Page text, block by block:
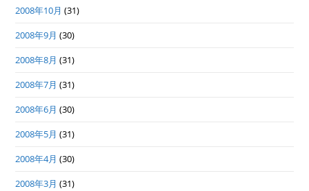
2008年10月 (31)
2008年9月 (30)
2008年8月 (31)
2008年7月 (31)
2008年6月 (30)
2008年5月 (31)
2008年4月 (30)
2008年3月 (31)